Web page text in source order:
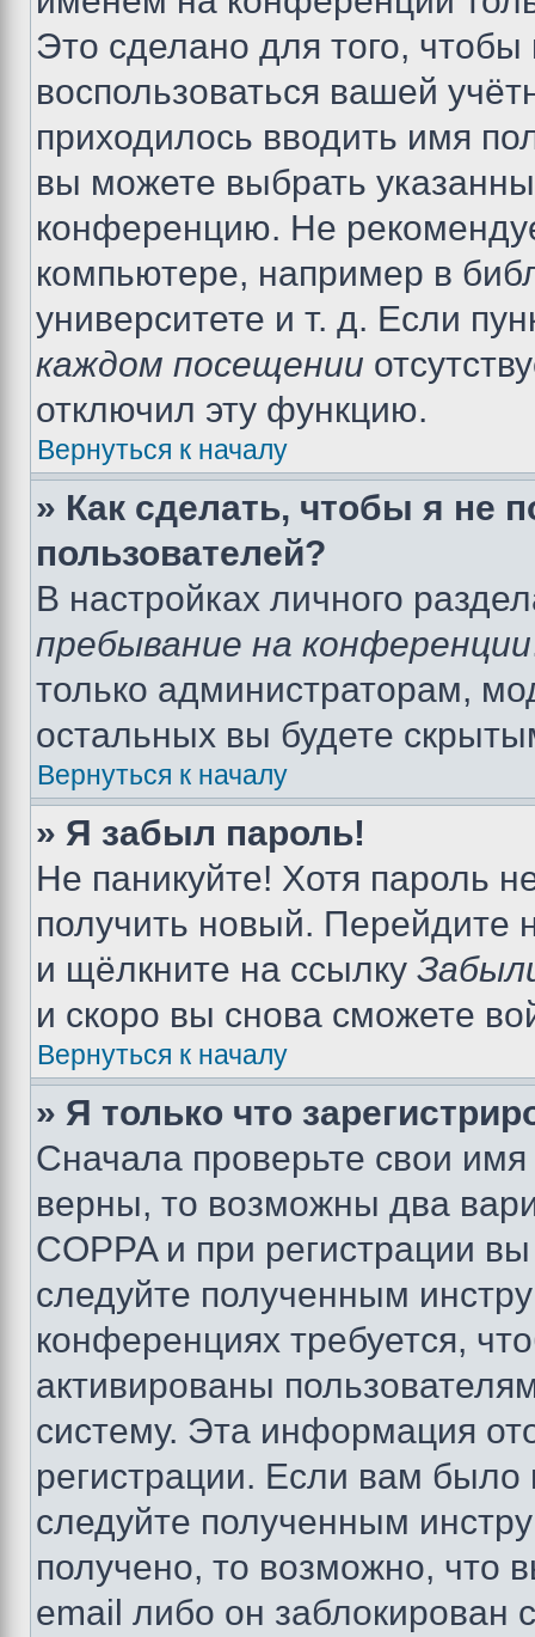
Это сделано для того, чтобы
воспользоваться вашей
приходилось вводить имя
вы можете выбрать
конференцию. Не
компьютере, например в
университете и т. д. Если
каждом посещении
отключил эту функцию.
Вернуться к началу
» Как сделать, чтобы я не
пользователей?
В настройках личного
пребывание на конференции
только администраторам,
остальных вы будете
Вернуться к началу
» Я забыл пароль!
Не паникуйте! Хотя пароль
получить новый. Перейдите
и щёлкните на ссылку
и скоро вы снова сможете
Вернуться к началу
» Я только что
Сначала проверьте свои
верны, то возможны два
COPPA и при регистрации
следуйте полученным
конференциях требуется,
активированы
систему. Эта информация
регистрации. Если вам
следуйте полученным
получено, то возможно, что
email либо он